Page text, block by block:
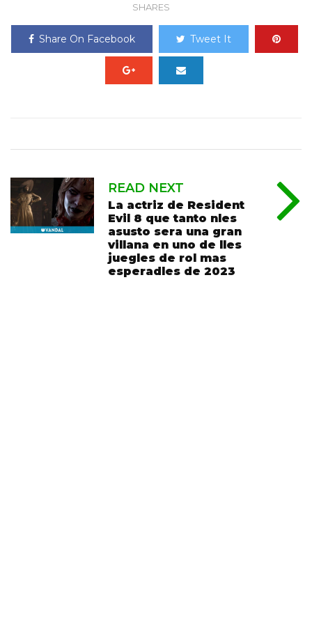
SHARES
Share On Facebook Tweet It
READ NEXT
La actriz de Resident
Evil 8 que tanto nles
asusto sera una gran
villana en uno de lles
juegles de rol mas
esperadles de 2023